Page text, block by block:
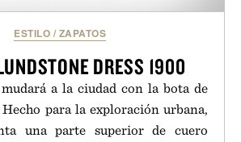
ESTILO / ZAPATOS
DRESS 1900
a la ciudad con la bota de
para la exploración urbana,
una parte superior de cuero